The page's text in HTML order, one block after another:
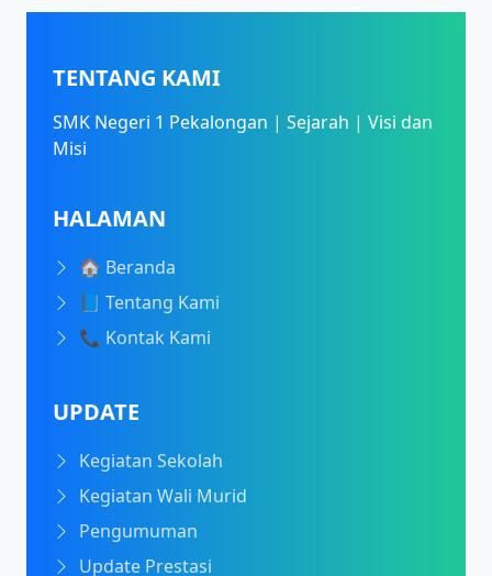
TENTANG KAMI
SMK Negeri 1 Pekalongan | Sejarah | Visi dan
Misi
HALAMAN
🏠 Beranda
📘 Tentang Kami
📞 Kontak Kami
UPDATE
Kegiatan Sekolah
Kegiatan Wali Murid
Pengumuman
Update Prestasi